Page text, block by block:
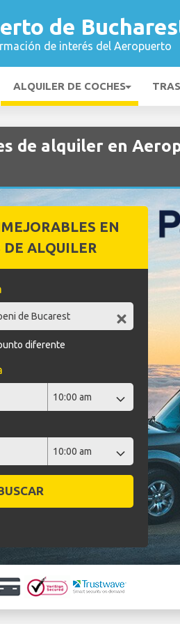
de
de interés del Aeropuerto
ALQUILER DE COCHES
de alquiler en
EN
DE ALQUILER
diferente